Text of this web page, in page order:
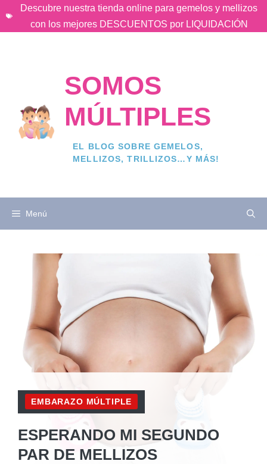
SaltarDescubre nuestra tienda online para gemelos y mellizos
con los mejores DESCUENTOS por LIQUIDACIÓN
SOMOS
MÚLTIPLES
EL BLOG SOBRE GEMELOS,
MELLIZOS, TRILLIZOS…Y MÁS!
Menú
EMBARAZO MÚLTIPLE
ESPERANDO MI SEGUNDO
PAR DE MELLIZOS